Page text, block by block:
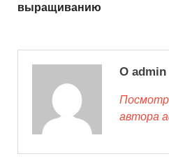
выращиванию
О admin
автора